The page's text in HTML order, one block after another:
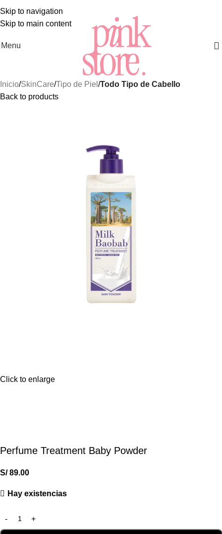
Skip to navigation
Skip to main content
MEJORES Y MÁS EXCLUSIVOS PRODUCTOS DE
Menu
Inicio SkinCare Tipo de Piel Todo Tipo de Cabello
Back to products
Click to enlarge
Perfume Treatment Baby Powder
S/89.00
Hay existencias